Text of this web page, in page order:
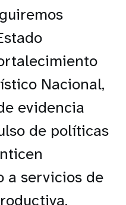
Nacional,
evidencia
de políticas
a servicios de